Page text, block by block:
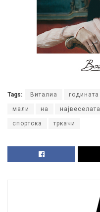
Tags: Виталиа годината
мали на највеселата
спортска тркачи